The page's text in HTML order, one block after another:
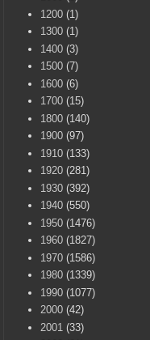
1200 (1)
1300 (1)
1400 (3)
1500 (7)
1600 (6)
1700 (15)
1800 (140)
1900 (97)
1910 (133)
1920 (281)
1930 (392)
1940 (550)
1950 (1476)
1960 (1827)
1970 (1586)
1980 (1339)
1990 (1077)
2000 (42)
2001 (33)